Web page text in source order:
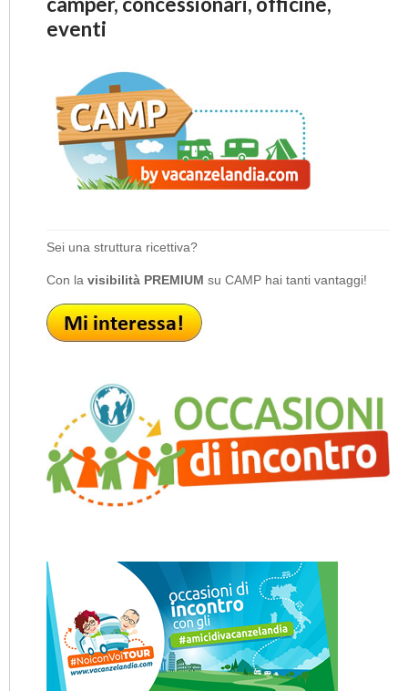
eventi
Sei una struttura ricettiva?
Con la visibilità PREMIUM su CAMP hai tanti vantaggi!